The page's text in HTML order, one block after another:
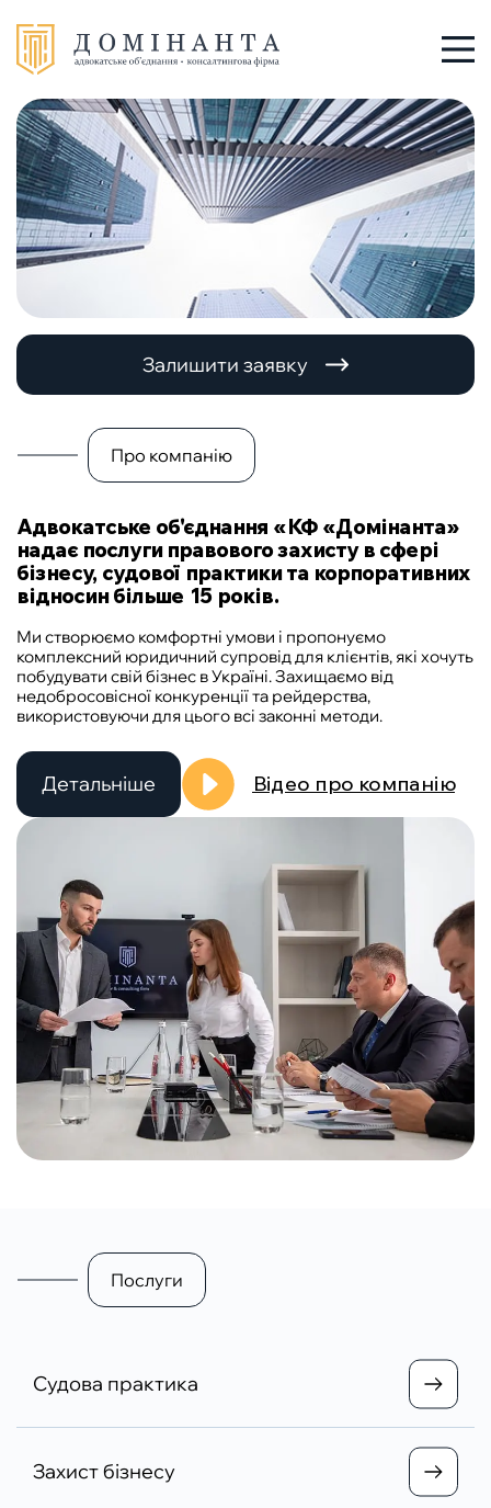
Послуги
Про нас
Команда
Контакти
+38 048 784 88 88
UARUEN
Залишити заявку
Про компанію
Адвокатське об'єднання «КФ «Домінанта»
надає послуги правового захисту в сфері
бізнесу, судової практики та корпоративних
відносин більше 15 років.
Ми створюємо комфортні умови і пропонуємо
комплексний юридичний супровід для клієнтів, які хочуть
побудувати свій бізнес в Україні. Захищаємо від
недобросовісної конкуренції та рейдерства,
використовуючи для цього всі законні методи.
Детальніше Відео про компанію
Послуги
Судова практика
Захист бізнесу